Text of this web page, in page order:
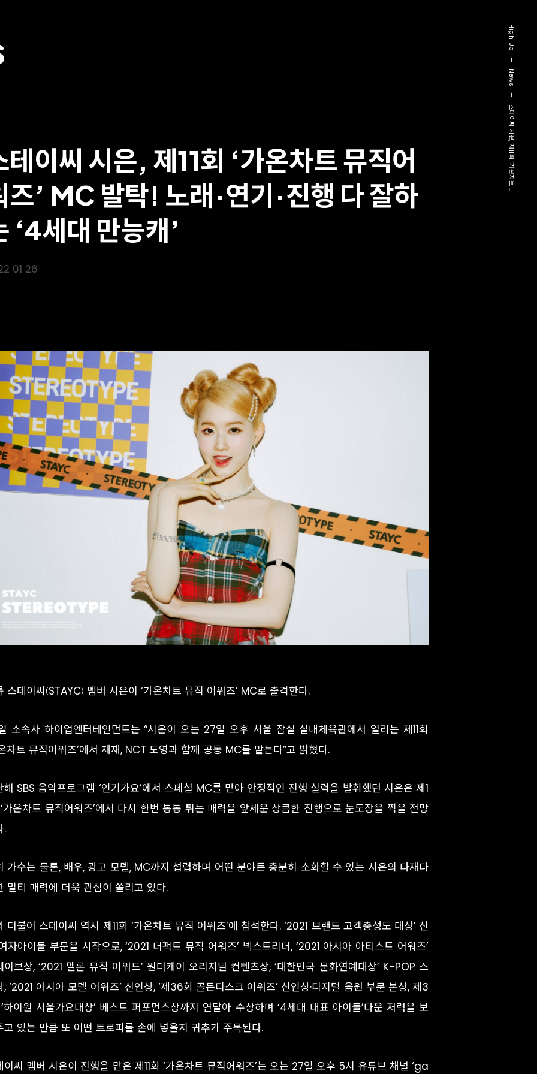
테이씨 시은, 제11회 ‘가온차트 뮤직어
즈’ MC 발탁! 노래·연기·진행 다 잘하
‘4세대 만능캐’
01 26
스테이씨(STAYC) 멤버 시은이 ‘가온차트 뮤직 어워즈’ MC로 출격한다.
소속사 하이업엔터테인먼트는 “시은이 오는 27일 오후 서울 잠실 실내체육관에서 열리는 제11회
차트 뮤직어워즈’에서 재재, NCT 도영과 함께 공동 MC를 맡는다”고 밝혔다.
해 SBS 음악프로그램 ‘인기가요’에서 스페셜 MC를 맡아 안정적인 진행 실력을 발휘했던 시은은 제1
가온차트 뮤직어워즈’에서 다시 한번 통통 튀는 매력을 앞세운 상큼한 진행으로 눈도장을 찍을 전망
.
가수는 물론, 배우, 광고 모델, MC까지 섭렵하며 어떤 분야든 충분히 소화할 수 있는 시은의 다재다
멀티 매력에 더욱 관심이 쏠리고 있다.
더불어 스테이씨 역시 제11회 ‘가온차트 뮤직 어워즈’에 참석한다. ‘2021 브랜드 고객충성도 대상’ 신
자아이돌 부문을 시작으로, ‘2021 더팩트 뮤직 어워즈’ 넥스트리더, ‘2021 아시아 아티스트 어워즈’
이브상, ‘2021 멜론 뮤직 어워드’ 원더케이 오리지널 컨텐츠상, ‘대한민국 문화연예대상’ K-POP 스
, ‘2021 아시아 모델 어워즈’ 신인상, ‘제36회 골든디스크 어워즈’ 신인상·디지털 음원 부문 본상, 제3
하이원 서울가요대상’ 베스트 퍼포먼스상까지 연달아 수상하며 ‘4세대 대표 아이돌’다운 저력을 보
고 있는 만큼 또 어떤 트로피를 손에 넣을지 귀추가 주목된다.
이씨 멤버 시은이 진행을 맡은 제11회 ‘가온차트 뮤직어워즈’는 오는 27일 오후 5시 유튜브 채널 ‘ga
High Up
—
News
스테이씨 시은, 제11회 ‘가온차트 ..